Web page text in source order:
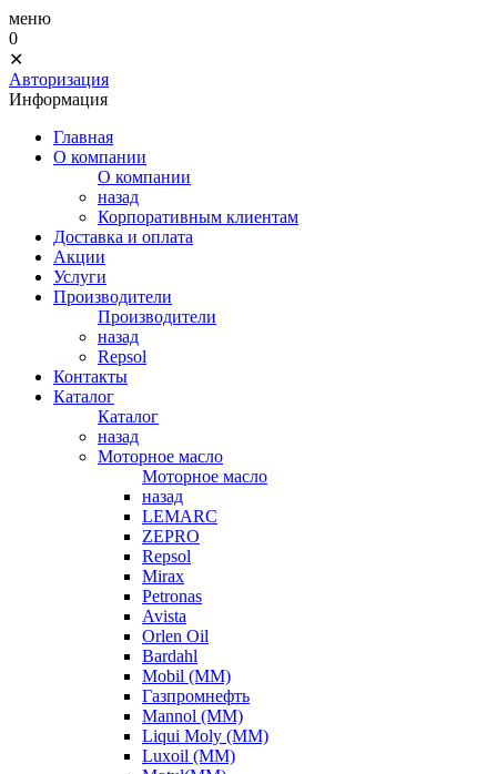
меню
0
✕
Авторизация
Информация
Главная
О компании
О компании
назад
Корпоративным клиентам
Доставка и оплата
Акции
Услуги
Производители
Производители
назад
Repsol
Контакты
Каталог
Каталог
назад
Моторное масло
Моторное масло
назад
LEMARC
ZEPRO
Repsol
Mirax
Petronas
Avista
Orlen Oil
Bardahl
Mobil (ММ)
Газпромнефть
Mannol (ММ)
Liqui Moly (ММ)
Luxoil (ММ)